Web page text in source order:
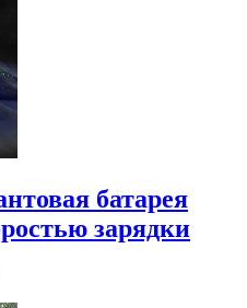
батарея
зарядки